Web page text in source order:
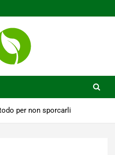
per non sporcarli